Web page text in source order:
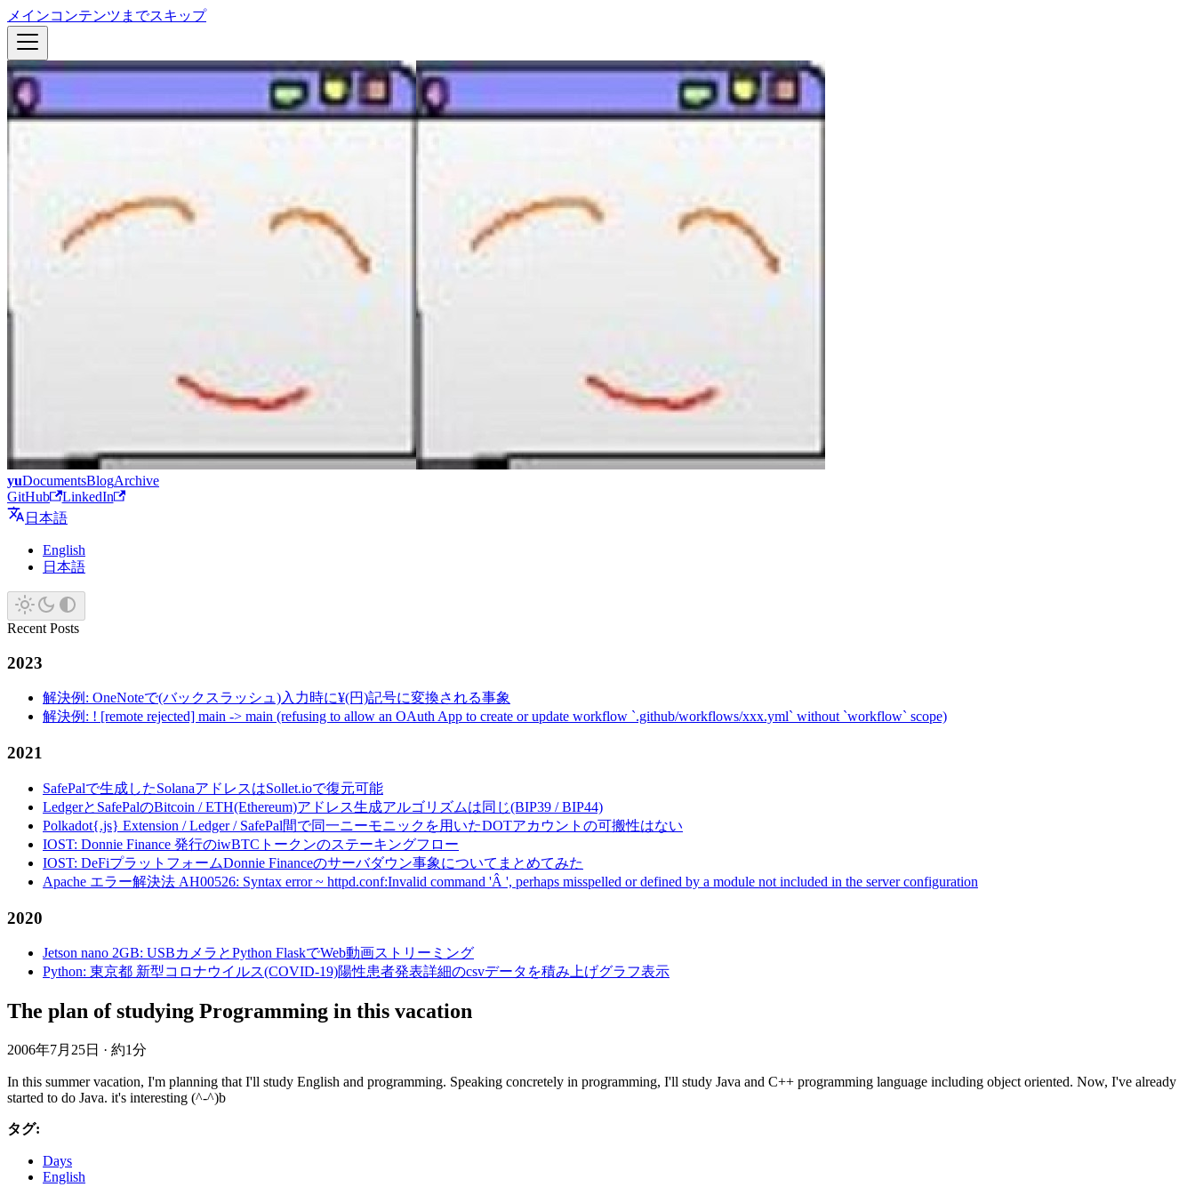
メインコンテンツまでスキップ
yuDocumentsBlogArchive
GitHub
LinkedIn
日本語
English
日本語
Recent Posts
2023
解決例: OneNoteで(バックスラッシュ)入力時に¥(円)記号に変換される事象
解決例: ! [remote rejected] main -> main (refusing to allow an OAuth App to create or update workflow `.github/workflows/xxx.yml` without `workflow` scope)
2021
SafePalで生成したSolanaアドレスはSollet.ioで復元可能
LedgerとSafePalのBitcoin / ETH(Ethereum)アドレス生成アルゴリズムは同じ(BIP39 / BIP44)
Polkadot{.js} Extension / Ledger / SafePal間で同一ニーモニックを用いたDOTアカウントの可搬性はない
IOST: Donnie Finance 発行のiwBTCトークンのステーキングフロー
IOST: DeFiプラットフォームDonnie Financeのサーバダウン事象についてまとめてみた
Apache エラー解決法 AH00526: Syntax error ~ httpd.conf:Invalid command 'Â ', perhaps misspelled or defined by a module not included in the server configuration
2020
Jetson nano 2GB: USBカメラとPython FlaskでWeb動画ストリーミング
Python: 東京都 新型コロナウイルス(COVID-19)陽性患者発表詳細のcsvデータを積み上げグラフ表示
The plan of studying Programming in this vacation
2006年7月25日 · 約1分
In this summer vacation, I'm planning that I'll study English and programming. Speaking concretely in programming, I'll study Java and C++ programming language including object oriented. Now, I've already
started to do Java. it's interesting (^-^)b
タグ:
Days
English